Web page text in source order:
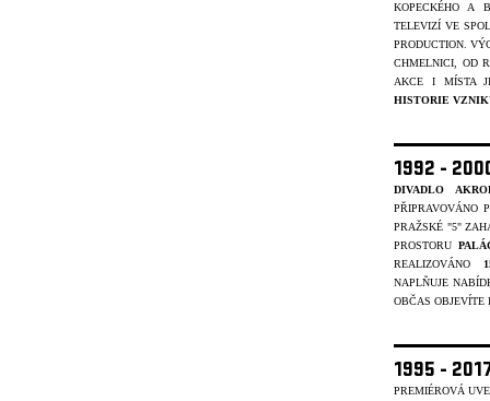
KOPECKÉHO A
TELEVIZÍ VE
PRODUCTION.
CHMELNICI, OD
AKCE I MÍSTA
HISTORIE
1992 -
DIVADLO
PŘIPRAVOVÁNO
PRAŽSKÉ "5"
PROSTORU
REALIZOVÁNO
NAPLŇUJE
OBČAS OBJEVÍTE
1995 -
PREMIÉROVÁ